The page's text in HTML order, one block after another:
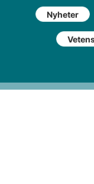
Nyheter